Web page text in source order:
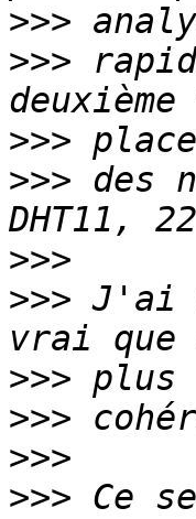
>>>
>>>
>>>
>>> des
>>>
>>> J'ai
>>>
>>>
>>>
>>> Ce